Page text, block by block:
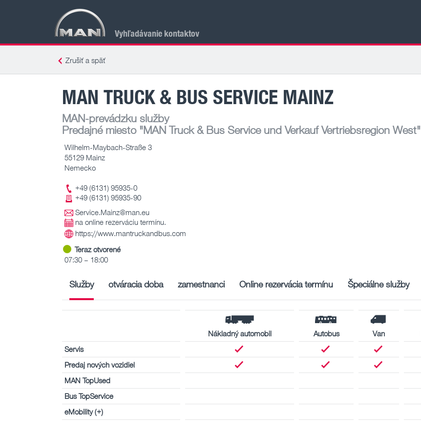
Vyhľadávanie kontaktov
Zrušiť a späť
MAN TRUCK & BUS SERVICE MAINZ
MAN-prevádzku služby
Predajné miesto"MAN Truck & Bus Service und Verkauf Vertriebsregion West"
Wilhelm-Maybach-Straße 3
55129 Mainz
Nemecko
+49 (6131) 95935-0
+49 (6131) 95935-90
Service.Mainz@man.eu
na online rezerváciu termínu.
https://www.mantruckandbus.com
Teraz otvorené
07:30 – 18:00
Služby otváracia doba zamestnanci Online rezervácia termínu Špeciálne služby
Nákladný automobil Autobus Van
Servis
Predaj nových vozidiel
MAN TopUsed
Bus TopService
eMobility (+)